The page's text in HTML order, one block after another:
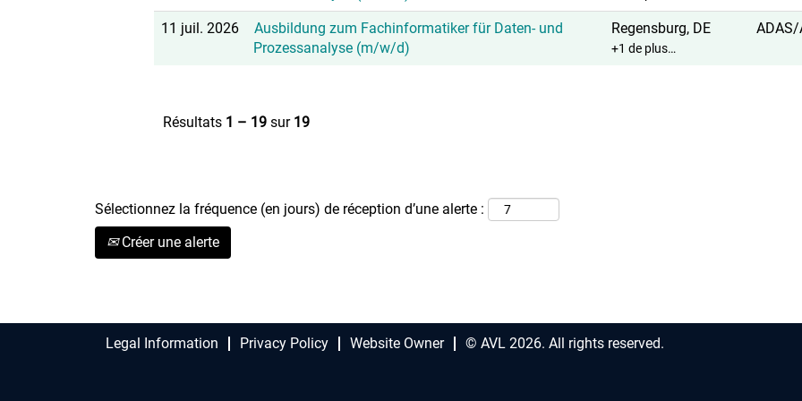
11 juil. 2026
Ausbildung zum Fachinformatiker für Daten- und
Prozessanalyse (m/w/d)
Regensburg, DE
+1 de plus…
ADAS/
Résultats 1 – 19 sur 19
Sélectionnez la fréquence (en jours) de réception d’une alerte :
Créer une alerte
Legal Information Privacy Policy Website Owner © AVL 2026. All rights reserved.